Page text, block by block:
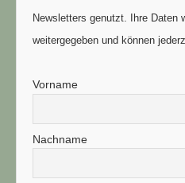
Newsletters genutzt. Ihre Daten
weitergegeben und können
Vorname
Nachname
STELLENANGEBOTE!!!